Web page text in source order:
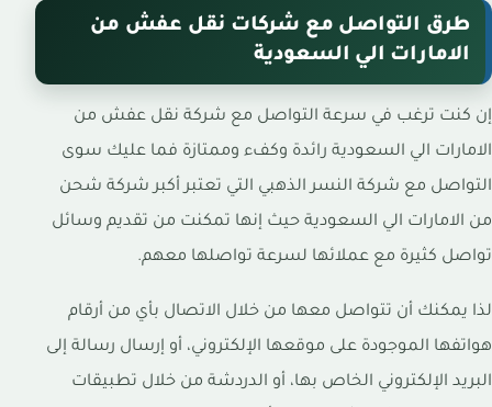
طرق التواصل مع شركات نقل عفش من
الامارات الي السعودية
إن كنت ترغب في سرعة التواصل مع شركة نقل عفش من
الامارات الي السعودية رائدة وكفء وممتازة فما عليك سوى
التواصل مع شركة النسر الذهبي التي تعتبر أكبر شركة شحن
من الامارات الي السعودية حيث إنها تمكنت من تقديم وسائل
تواصل كثيرة مع عملائها لسرعة تواصلها معهم.
لذا يمكنك أن تتواصل معها من خلال الاتصال بأي من أرقام
هواتفها الموجودة على موقعها الإلكتروني، أو إرسال رسالة إلى
البريد الإلكتروني الخاص بها، أو الدردشة من خلال تطبيقات